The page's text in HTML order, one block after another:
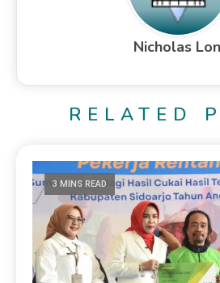
Nicholas
RELATED
3 MINS READ